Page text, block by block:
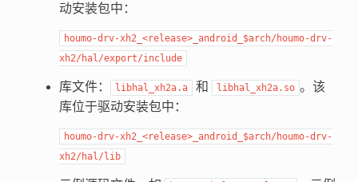
动安装包中：
houmo-drv-xh2_<release>_android_$arch/houmo-drv-
xh2/hal/export/include
库文件： libhal_xh2a.a 和 libhal_xh2a.so 。该
库位于驱动安装包中：
houmo-drv-xh2_<release>_android_$arch/houmo-drv-
xh2/hal/lib